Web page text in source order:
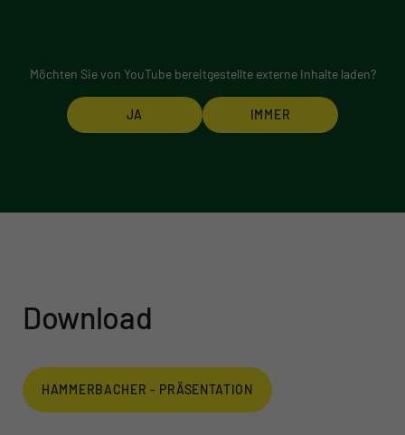
Möchten Sie von YouTubebereitgestellte externe Inhalte laden?
JA IMMER
Download
HAMMERBACHER - PRÄSENTATION